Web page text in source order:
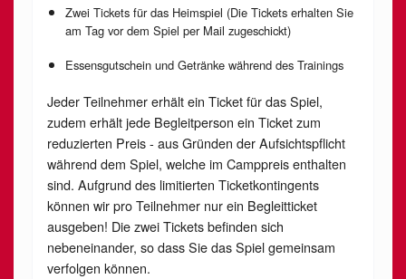
Zwei Tickets für das Heimspiel (Die Tickets erhalten Sie
am Tag vor dem Spiel per Mail zugeschickt)
Essensgutschein und Getränke während des Trainings
Jeder Teilnehmer erhält ein Ticket für das Spiel,
zudem erhält jede Begleitperson ein Ticket zum
reduzierten Preis - aus Gründen der Aufsichtspflicht
während dem Spiel, welche im Camppreis enthalten
sind. Aufgrund des limitierten Ticketkontingents
können wir pro Teilnehmer nur ein Begleitticket
ausgeben! Die zwei Tickets befinden sich
nebeneinander, so dass Sie das Spiel gemeinsam
verfolgen können.